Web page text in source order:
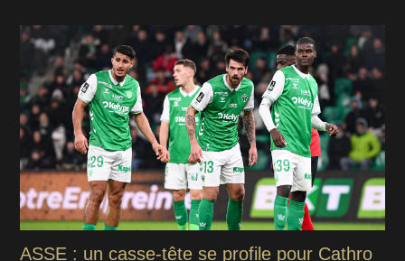
ASSE : un casse-tête se profile pour Cathro